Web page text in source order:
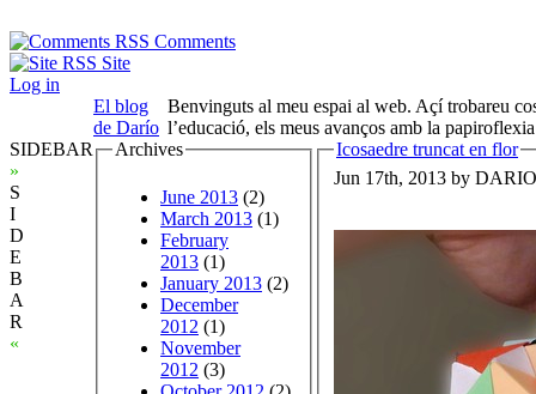
Comments
Site
Log in
El blog
de Darío
Benvinguts al meu espai al web. Açí trobareu
l’educació, els meus avanços amb la
SIDEBAR
»
S
I
D
E
B
A
R
«
Archives
June 2013 (2)
March 2013 (1)
February
2013 (1)
January 2013 (2)
December
2012 (1)
November
2012 (3)
Icosaedre truncat en flor
Jun 17th, 2013 by DARIO